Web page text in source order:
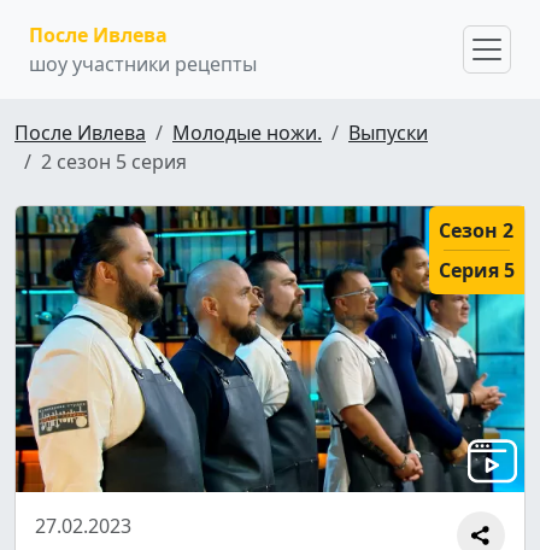
После Ивлева
шоу участники рецепты
После Ивлева Молодые ножи.
Выпуски
2 сезон 5 серия
Сезон 2
Серия 5
27.02.2023